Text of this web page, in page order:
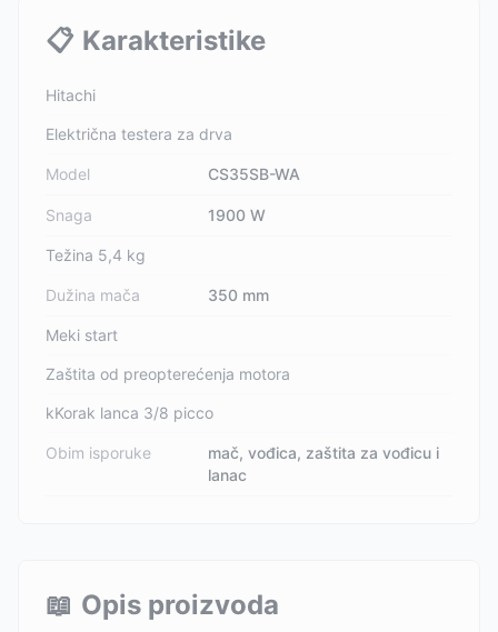
📋 Karakteristike
Hitachi
Električna testera za drva
Model CS35SB-WA
Snaga 1900 W
Težina 5,4 kg
Dužina mača 350 mm
Meki start
Zaštita od preopterećenja motora
kKorak lanca 3/8 picco
Obim isporuke
mač, vođica, zaštita za vođicu i
lanac
📖 Opis proizvoda